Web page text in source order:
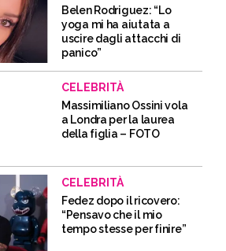
Belen Rodriguez: “Lo
yoga mi ha aiutata a
uscire dagli attacchi di
panico”
CELEBRITÀ
Massimiliano Ossini vola
a Londra per la laurea
della figlia – FOTO
CELEBRITÀ
Fedez dopo il ricovero:
“Pensavo che il mio
tempo stesse per finire”